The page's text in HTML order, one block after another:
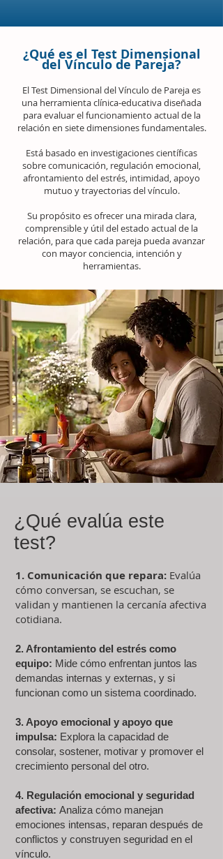
¿Qué es el Test Dimensional
del Vínculo de Pareja?
El Test Dimensional del Vínculo de Pareja es
una herramienta clínica‑educativa diseñada
para evaluar el funcionamiento actual de la
relación en siete dimensiones fundamentales.
Está basado en investigaciones científicas
sobre comunicación, regulación emocional,
afrontamiento del estrés, intimidad, apoyo
mutuo y trayectorias del vínculo.
Su propósito es ofrecer una mirada clara,
comprensible y útil del estado actual de la
relación, para que cada pareja pueda avanzar
con mayor conciencia, intención y
herramientas.
¿Qué evalúa este
test?
1. Comunicación que repara: Evalúa
cómo conversan, se escuchan, se
validan y mantienen la cercanía afectiva
cotidiana.
2. Afrontamiento del estrés como
equipo: Mide cómo enfrentan juntos las
demandas internas y externas, y si
funcionan como un sistema coordinado.
3. Apoyo emocional y apoyo que
impulsa: Explora la capacidad de
consolar, sostener, motivar y promover el
crecimiento personal del otro.
4. Regulación emocional y seguridad
afectiva: Analiza cómo manejan
emociones intensas, reparan después de
conflictos y construyen seguridad en el
vínculo.